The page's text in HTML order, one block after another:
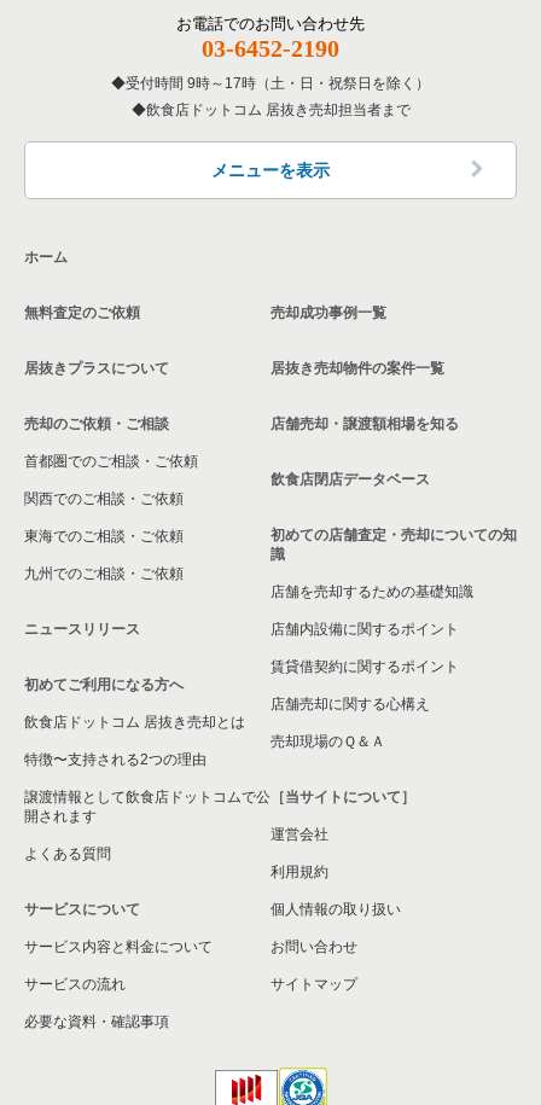
その他の居抜き売却物件の案件一覧
熊谷市の飲食店の居抜き売却物件の案件一覧
蕨市の飲食店の居抜き売却物件の案件一覧
所沢市の飲食店の居抜き売却物件の案件一覧
川越市の飲食店の居抜き売却物件の案件一覧
和光市の飲食店の居抜き売却物件の案件一覧
東松山市の飲食店の居抜き売却物件の案件一覧
さいたま市北区の飲食店の居抜き売却物件の案件一覧
さいたま市見沼区の飲食店の居抜き売却物件の案件一覧
春日部市の飲食店の居抜き売却物件の案件一覧
さいたま市岩槻区の飲食店の居抜き売却物件の案件一覧
狭山市の飲食店の居抜き売却物件の案件一覧
さいたま市中央区の飲食店の居抜き売却物件の案件一覧
さいたま市桜区の飲食店の居抜き売却物件の案件一覧
加須市の飲食店の居抜き売却物件の案件一覧
入間郡の飲食店の居抜き売却物件の案件一覧
埼玉県の和食の居抜き売却物件の案件一覧
埼玉県の洋食の居抜き売却物件の案件一覧
埼玉県のその他の居抜き売却物件の案件一覧
お電話でのお問い合わせ先
03-6452-2190
受付時間 9時～17時（土・日・祝祭日を除く）
飲食店ドットコム 居抜き売却担当者まで
メニューを表示
ホーム
無料査定のご依頼
居抜きプラスについて
売却のご依頼・ご相談
首都圏でのご相談・ご依頼
関西でのご相談・ご依頼
東海でのご相談・ご依頼
九州でのご相談・ご依頼
ニュースリリース
初めてご利用になる方へ
飲食店ドットコム 居抜き売却とは
特徴〜支持される2つの理由
譲渡情報として飲食店ドットコムで公
開されます
よくある質問
サービスについて
サービス内容と料金について
サービスの流れ
必要な資料・確認事項
売却成功事例一覧
居抜き売却物件の案件一覧
店舗売却・譲渡額相場を知る
飲食店閉店データベース
初めての店舗査定・売却についての知
識
店舗を売却するための基礎知識
店舗内設備に関するポイント
賃貸借契約に関するポイント
店舗売却に関する心構え
売却現場のＱ＆Ａ
［当サイトについて］
運営会社
利用規約
個人情報の取り扱い
お問い合わせ
サイトマップ